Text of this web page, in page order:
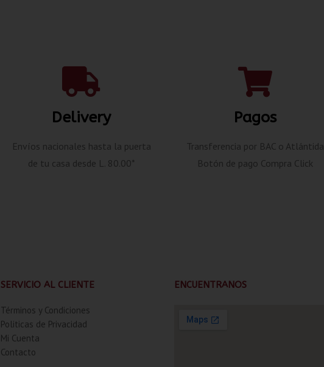
Delivery
Envíos nacionales hasta la puerta
de tu casa desde L. 80.00*
Pagos
Transferencia por BAC o Atlántida
Botón de pago Compra Click
SERVICIO AL CLIENTE
Términos y Condiciones
Politicas de Privacidad
Mi Cuenta
Contacto
ENCUENTRANOS